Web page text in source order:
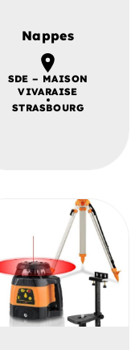
Nappes
SDE – MAISON
VIVARAISE
STRASBOURG